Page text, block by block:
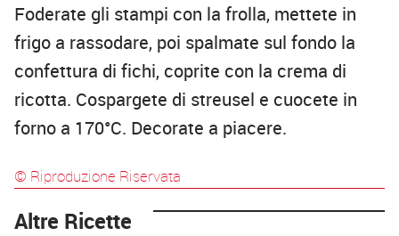
Foderate gli stampi con la frolla, mettete in
frigo a rassodare, poi spalmate sul fondo la
confettura di fichi, coprite con la crema di
ricotta. Cospargete di streusel e cuocete in
forno a 170°C. Decorate a piacere.
© Riproduzione Riservata
Altre Ricette